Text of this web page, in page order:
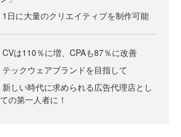
1日に大量のクリエイティブを制作可能
CVは110％に増、CPAも87％に改善
テックウェアブランドを目指して
新しい時代に求められる広告代理店とし
ての第一人者に！